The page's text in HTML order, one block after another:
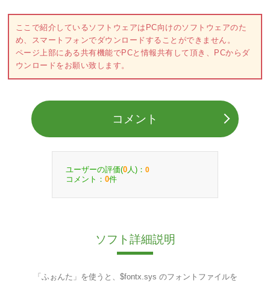
ここで紹介しているソフトウェアはPC向けのソフトウェアのた
め、スマートフォンでダウンロードすることができません。
ページ上部にある共有機能でPCと情報共有して頂き、PCからダ
ウンロードをお願い致します。
コメント
ユーザーの評価(0 人)： 0
コメント： 0件
ソフト詳細説明
「ふぉんた」を使うと、$fontx.sys のフォントファイルを